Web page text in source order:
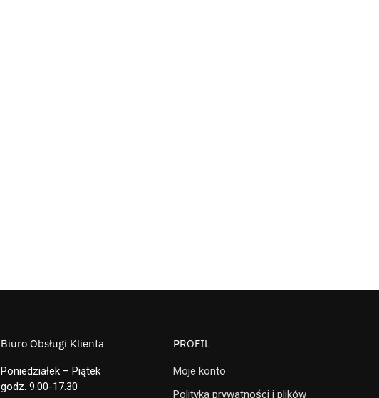
Biuro Obsługi Klienta
Poniedziałek – Piątek
godz. 9.00-17.30
PROFIL
Moje konto
Polityka prywatności i plików